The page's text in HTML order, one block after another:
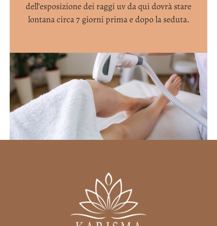
dell’esposizione dei raggi uv da qui dovrà stare
lontana circa 7 giorni prima e dopo la seduta.